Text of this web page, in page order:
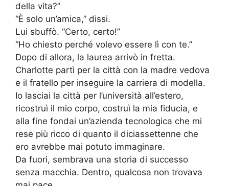
della vita?”
“È solo un’amica,” dissi.
Lui sbuffò. “Certo, certo!”
“Ho chiesto perché volevo essere lì con te.”
Dopo di allora, la laurea arrivò in fretta.
Charlotte partì per la città con la madre vedova
e il fratello per inseguire la carriera di modella.
Io lasciai la città per l’università all’estero,
ricostruì il mio corpo, costruì la mia fiducia, e
alla fine fondai un’azienda tecnologica che mi
rese più ricco di quanto il diciassettenne che
ero avrebbe mai potuto immaginare.
Da fuori, sembrava una storia di successo
senza macchia. Dentro, qualcosa non trovava